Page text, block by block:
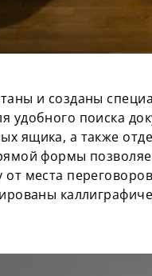
и созданы
удобного поиска
ящика, а также
формы
места